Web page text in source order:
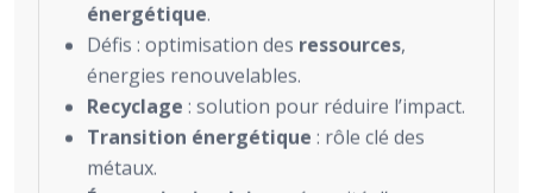
énergétique.
Défis : optimisation des ressources,
énergies renouvelables.
Recyclage : solution pour réduire l’impact.
Transition énergétique : rôle clé des
métaux.